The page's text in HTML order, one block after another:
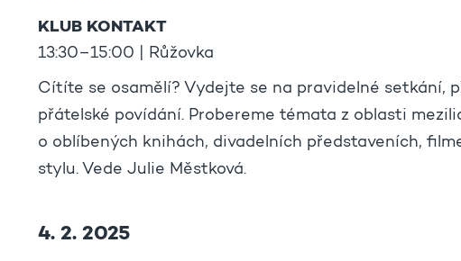
KLUB KONTAKT
13:30–15:00 | Růžovka
Cítíte se osamělí? Vydejte se na pravidelné setkání,
přátelské povídání. Probereme témata z oblasti
o oblíbených knihách, divadelních představeních,
stylu. Vede Julie Městková.
4. 2. 2025